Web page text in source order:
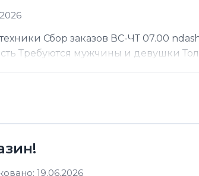
Сбор заказов ВС-ЧТ 07.00
Требуются мужчины и девушки
19.06.2026